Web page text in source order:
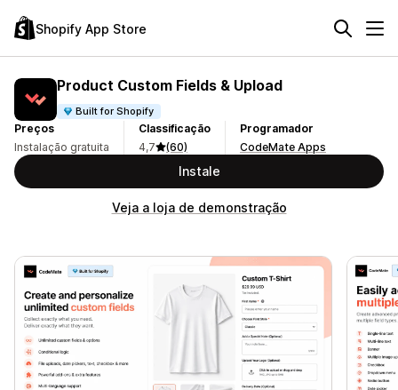
Shopify App Store
Product Custom Fields & Upload
Built for Shopify
Preços
Instalação gratuita
Classificação
4,7
(60)
Programador
CodeMate Apps
Instale
Veja a loja de demonstração